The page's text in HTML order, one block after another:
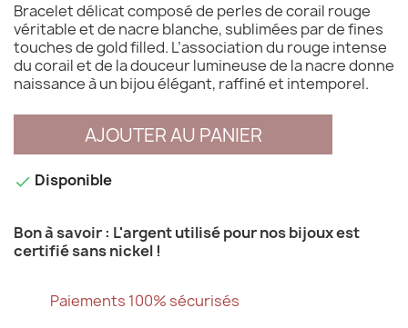
Bracelet délicat composé de perles de corail rouge
véritable et de nacre blanche, sublimées par de fines
touches de gold filled. L’association du rouge intense
du corail et de la douceur lumineuse de la nacre donne
naissance à un bijou élégant, raffiné et intemporel.
AJOUTER AU PANIER
 Disponible
Bon à savoir : L'argent utilisé pour nos bijoux est
certifié sans nickel !
Paiements 100% sécurisés